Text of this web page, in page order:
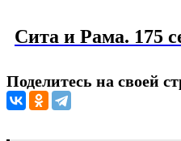
Сита и Рама. 175
Поделитесь на своей